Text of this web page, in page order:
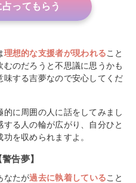
ってもらう
理想的な支援者が現われること
のだろうと不思議に思うかも
味する吉夢なので安心してくだ
に周囲の人に話をしてみまし
る人の輪が広がり、自分ひと
を収められますよ。
告夢】
なたが過去に執着していること